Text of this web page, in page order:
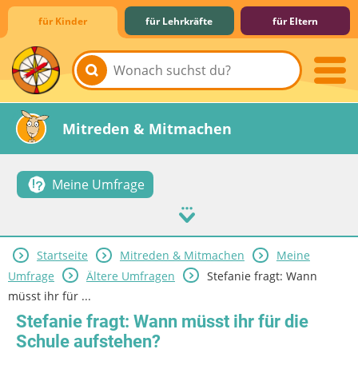
für Kinder für Lehrkräfte für Eltern
Lernen & Schule
Hobby & Freizeit
Spiel & Spaß
Mitreden & Mitmachen
Meine Umfrage
Startseite Mitreden & Mitmachen
Meine
Umfrage
Ältere Umfragen
Stefanie fragt: Wann
müsst ihr für ...
Stefanie fragt: Wann müsst ihr für die
Schule aufstehen?